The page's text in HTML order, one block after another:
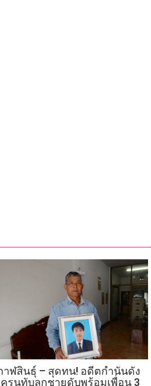
าฬสินธุ์ – สุดทน! อดีตกำนันดัง
ครนทับลูกชายดับพร้อมเพื่อน 3